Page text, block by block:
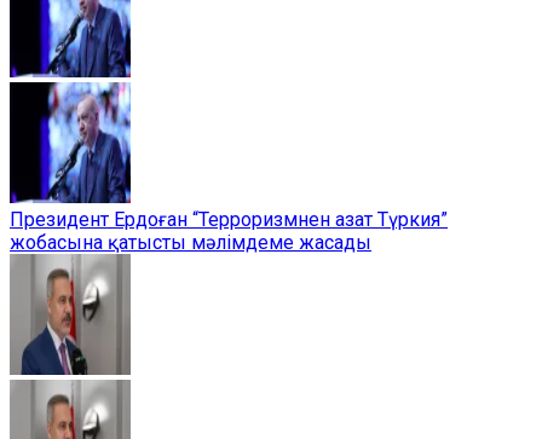
Президент Ердоған “Терроризмнен азат Түркия”
жобасына қатысты мәлімдеме жасады